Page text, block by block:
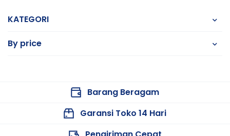
KATEGORI
By price
Barang Beragam
Garansi Toko 14 Hari